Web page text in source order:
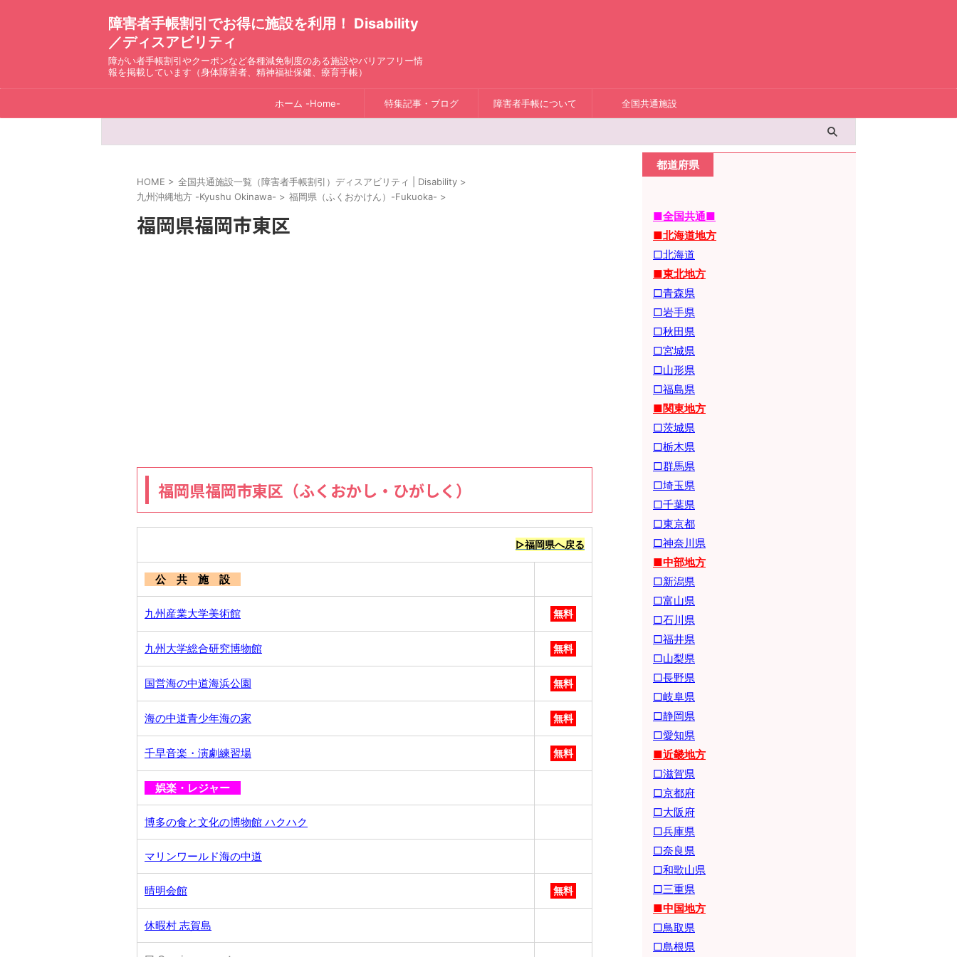
障害者手帳割引でお得に施設を利用！ Disability
／ディスアビリティ
障がい者手帳割引やクーポンなど各種減免制度のある施設やバリアフリー情
報を掲載しています（身体障害者、精神福祉保健、療育手帳）
ホーム -Home- 特集記事・ブログ 障害者手帳について 全国共通施設
HOME > 全国共通施設一覧（障害者手帳割引）ディスアビリティ | Disability >
九州沖縄地方 -Kyushu Okinawa- > 福岡県（ふくおかけん）-Fukuoka- >
福岡県福岡市東区
福岡県福岡市東区（ふくおかし・ひがしく）
▷福岡県へ戻る
公 共 施 設
九州産業大学美術館 無料
九州大学総合研究博物館 無料
国営海の中道海浜公園 無料
海の中道青少年海の家 無料
千早音楽・演劇練習場 無料
娯楽・レジャー
博多の食と文化の博物館 ハクハク
マリンワールド海の中道
晴明会館 無料
休暇村 志賀島
都道府県
■全国共通■
■北海道地方
□北海道
■東北地方
□青森県
□岩手県
□秋田県
□宮城県
□山形県
□福島県
■関東地方
□茨城県
□栃木県
□群馬県
□埼玉県
□千葉県
□東京都
□神奈川県
■中部地方
□新潟県
□富山県
□石川県
□福井県
□山梨県
□長野県
□岐阜県
□静岡県
□愛知県
■近畿地方
□滋賀県
□京都府
□大阪府
□兵庫県
□奈良県
□和歌山県
□三重県
■中国地方
□鳥取県
□島根県